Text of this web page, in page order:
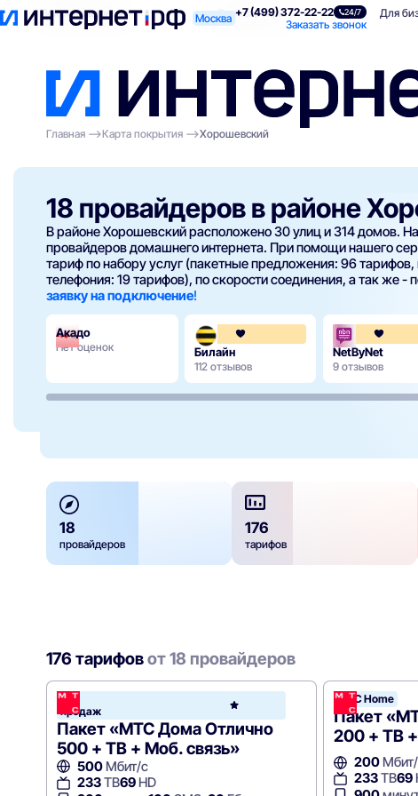
Москва +7 (499) 372-22-22 24/7
Заказать звонок
Поиск по адресу Для квартиры Для
Главная
Карта покрытия Хорошевский
18 провайдеров в районе
В районе Хорошевский расположено 30 улиц и 314 домов.
провайдеров домашнего интернета. При помощи нашего
тариф по набору услуг (пакетные предложения: 96
телефония: 19 тарифов), по скорости соединения, а так же -
заявку на подключение!
Акадо
Нет оценок
3.6
Билайн
112 отзывов
NetByNet
9 отзывов
18
провайдеров
176
тарифов
176 тарифовот 18 провайдеров
Хит
продаж
МТС
Home
Пакет «МТС Дома Отлично
500 + ТВ + Моб. связь»
500Мбит/с
233ТВ69HD
МТС Home
Пакет
200 + ТВ
200
233ТВ69